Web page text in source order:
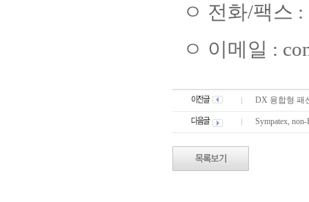
ㅇ 전화/팩스 :
ㅇ 이메일 :
DX 융합형 패
Sympatex,